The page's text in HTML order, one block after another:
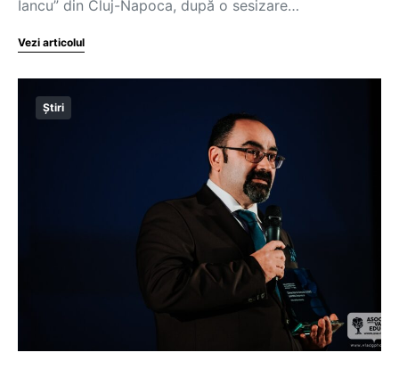
Iancu” din Cluj-Napoca, după o sesizare…
Vezi articolul
Știri